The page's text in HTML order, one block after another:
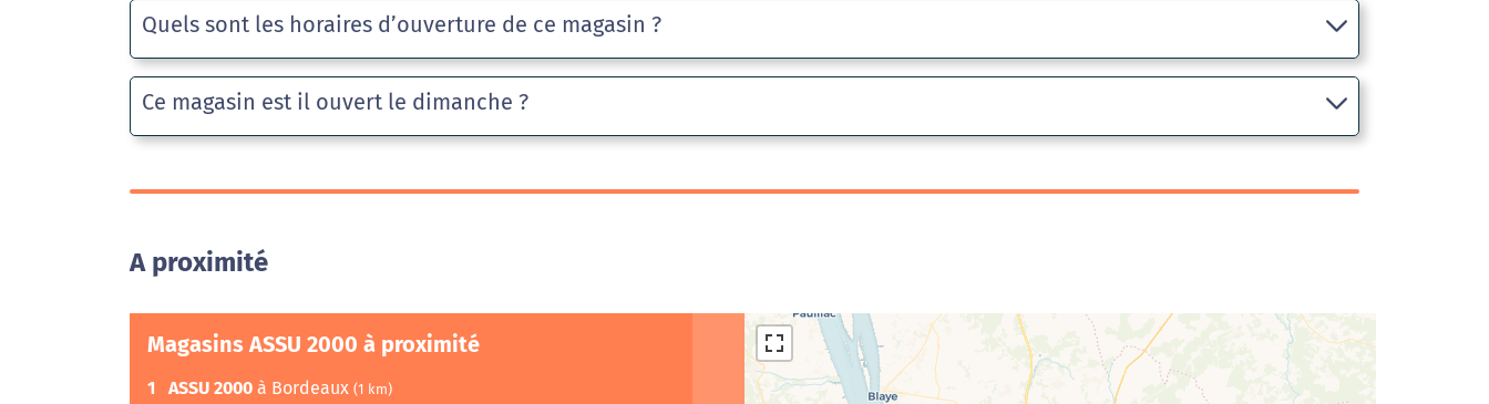
Quels sont les horaires d’ouverture de ce magasin ?
Ce magasin est il ouvert le dimanche ?
A proximité
Magasins ASSU 2000 à proximité
1 ASSU 2000 à Bordeaux (1 km)